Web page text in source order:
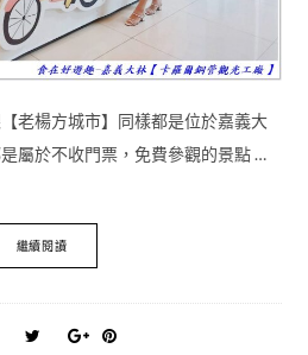
老楊方城市】同樣都是位於嘉義大
屬於不收門票，免費參觀的景點 …
繼續閱讀